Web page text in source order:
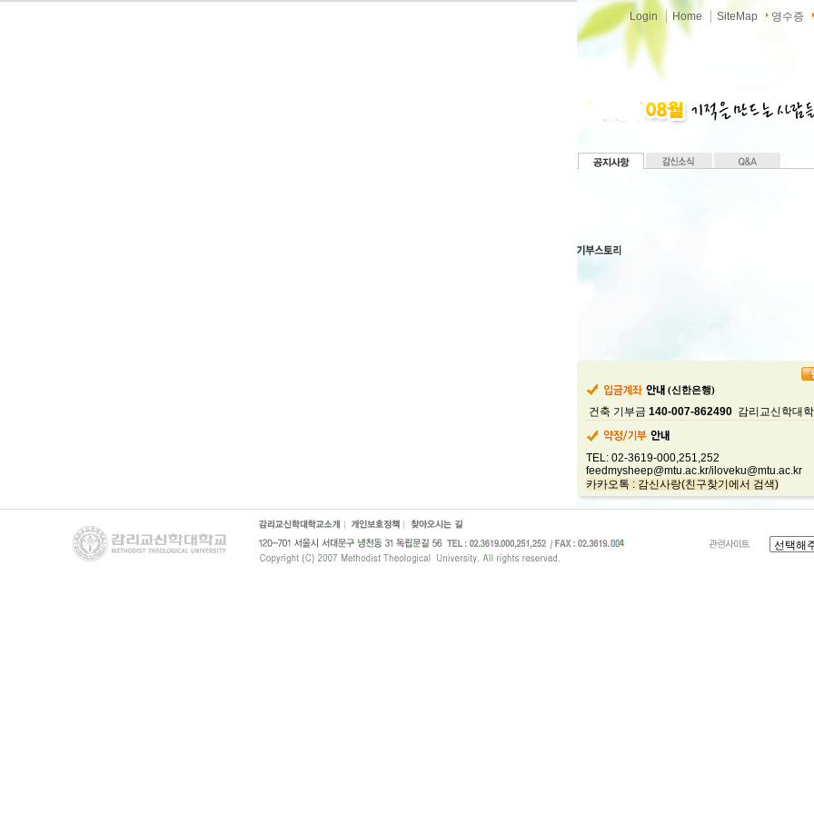
Login Home SiteMap 영수증
(신한은행)
건축 기부금 140-007-862490 감리교신학대
TEL: 02-3619-000,251,252
feedmysheep@mtu.ac.kr/iloveku@mtu.ac.kr
카카오톡 : 감신사랑(친구찾기에서 검색)